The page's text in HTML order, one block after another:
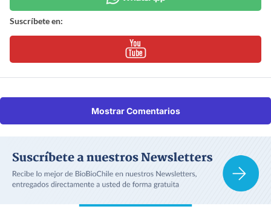
Suscríbete en:
Mostrar Comentarios